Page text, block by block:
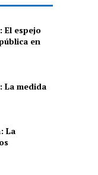
El espejo
en
La medida
La